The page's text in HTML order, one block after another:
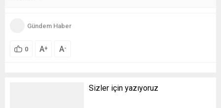
Gündem Haber
0 A+ A-
Sizler için yazıyoruz